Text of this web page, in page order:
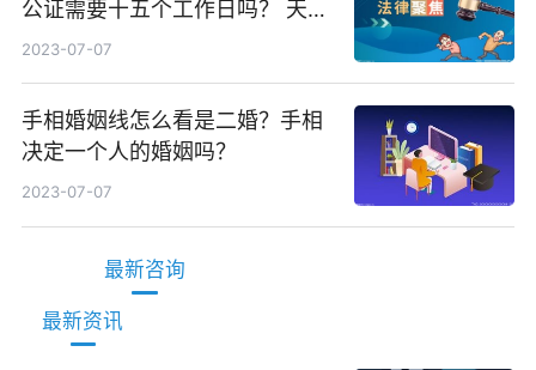
公证需要十五个工作日吗？ 天天
观焦点
2023-07-07
手相婚姻线怎么看是二婚？手相
决定一个人的婚姻吗？
2023-07-07
最新咨询
最新资讯